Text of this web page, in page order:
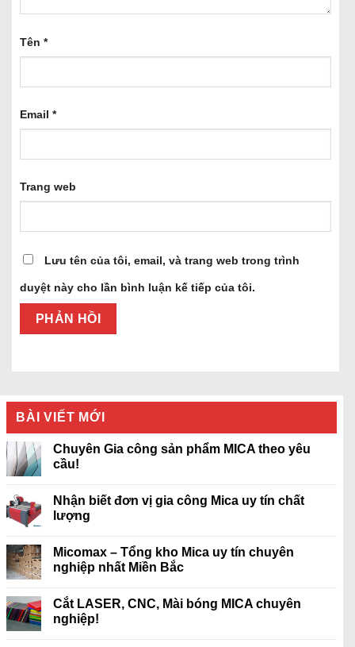
Tên *
Email *
Trang web
Lưu tên của tôi, email, và trang web trong trình
duyệt này cho lần bình luận kế tiếp của tôi.
BÀI VIẾT MỚI
Chuyên Gia công sản phẩm MICA theo yêu
cầu!
Nhận biết đơn vị gia công Mica uy tín chất
lượng
Micomax – Tổng kho Mica uy tín chuyên
nghiệp nhất Miền Bắc
Cắt LASER, CNC, Mài bóng MICA chuyên
nghiệp!